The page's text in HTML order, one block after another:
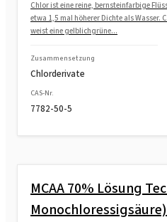
Chlor ist eine reine, bernsteinfarbige
etwa 1,5 mal höherer Dichte als Wasser.
weist eine gelblichgrüne...
Zusammensetzung
Chlorderivate
CAS-Nr.
7782-50-5
MCAA 70% Lösung
Monochloressigsäure)